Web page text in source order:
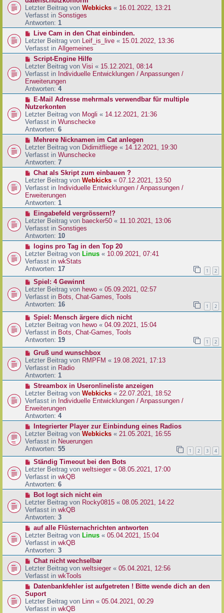
g
B
e
i
t
a
g
u
e
r
B
e
i
t
a
g
Letzter Beitrag von Webkicks « 16.01.2022, 13:21
Verfasst in Sonstiges
Antworten: 1
N
e
u
e
r
B
e
i
t
a
g
Live Cam in den Chat einbinden.
Letzter Beitrag von Leif_is_live « 15.01.2022, 13:36
Verfasst in Allgemeines
N
e
u
e
r
B
e
i
t
r
a
g
Script-Engine Hilfe
Letzter Beitrag von Visi « 15.12.2021, 08:14
Verfasst in Individuelle Entwicklungen / Anpassungen /
Erweiterungen
Antworten: 4
N
e
u
e
r
B
e
i
t
r
a
g
E-Mail Adresse mehrmals verwendbar für multiple
Nutzerkonten
Letzter Beitrag von Mogli « 14.12.2021, 21:36
Verfasst in Wunschecke
Antworten: 6
N
e
u
e
r
B
e
i
t
r
a
g
Mehrere Nicknamen im Cat anlegen
Letzter Beitrag von Didimitfliege « 14.12.2021, 19:30
Verfasst in Wunschecke
Antworten: 7
N
e
u
e
r
B
e
i
t
r
a
g
Chat als Skript zum einbauen ?
Letzter Beitrag von Webkicks « 07.12.2021, 13:50
Verfasst in Individuelle Entwicklungen / Anpassungen /
Erweiterungen
Antworten: 1
N
e
u
e
r
B
e
i
t
a
g
Eingabefeld vergrössern!?
Letzter Beitrag von baecker50 « 11.10.2021, 13:06
Verfasst in Sonstiges
Antworten: 10
N
e
u
e
r
B
e
i
t
r
a
g
logins pro Tag in den Top 20
Letzter Beitrag von Linus « 10.09.2021, 07:41
Verfasst in wkStats
Antworten: 17 1 2
N
e
u
e
r
B
e
i
t
r
a
g
Spiel: 4 Gewinnt
Letzter Beitrag von hewo « 05.09.2021, 02:57
Verfasst in Bots, Chat-Games, Tools
Antworten: 16 1 2
N
e
u
e
r
B
e
i
t
a
g
Spiel: Mensch ärgere dich nicht
Letzter Beitrag von hewo « 04.09.2021, 15:04
Verfasst in Bots, Chat-Games, Tools
Antworten: 19 1 2
N
e
u
e
r
B
e
i
t
r
a
g
Gruß und wunschbox
Letzter Beitrag von RMPFM « 19.08.2021, 17:13
Verfasst in Radio
Antworten: 1
N
e
u
e
r
B
e
i
t
r
a
g
Streambox in Useronlineliste anzeigen
Letzter Beitrag von Webkicks « 22.07.2021, 18:52
Verfasst in Individuelle Entwicklungen / Anpassungen /
Erweiterungen
Antworten: 4
N
e
u
e
r
B
e
i
t
a
g
Integrierter Player zur Einbindung eines Radios
Letzter Beitrag von Webkicks « 21.05.2021, 16:55
Verfasst in Neuerungen
Antworten: 55 1 2 3 4
N
e
u
e
r
B
e
i
t
a
g
Ständig Timeout bei den Bots
Letzter Beitrag von weltsieger« 08.05.2021, 17:00
Verfasst in wkQB
Antworten: 6
N
e
u
e
r
B
e
i
t
a
g
Bot logt sich nicht ein
Letzter Beitrag von Rocky0815 « 08.05.2021, 14:22
Verfasst in wkQB
Antworten: 3
N
e
u
e
r
B
e
i
r
a
g
auf alle Flüsternachrichten antworten
Letzter Beitrag von Linus « 05.04.2021, 15:04
Verfasst in wkQB
Antworten: 3
N
e
u
e
B
e
Chat nicht wechselbar
Letzter Beitrag von weltsieger « 05.04.2021, 12:56
Verfasst in wkTools
N
e
u
e
Datenbankfehler ist aufgetreten ! Bitte wende dich an den
Suport
Letzter Beitrag von Linn « 05.04.2021, 00:29
Verfasst in wkQB